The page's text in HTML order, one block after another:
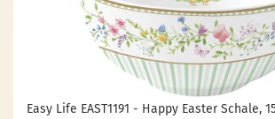
Easy Life EAST1191 - Happy Easter Schale,